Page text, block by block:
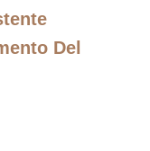
Del